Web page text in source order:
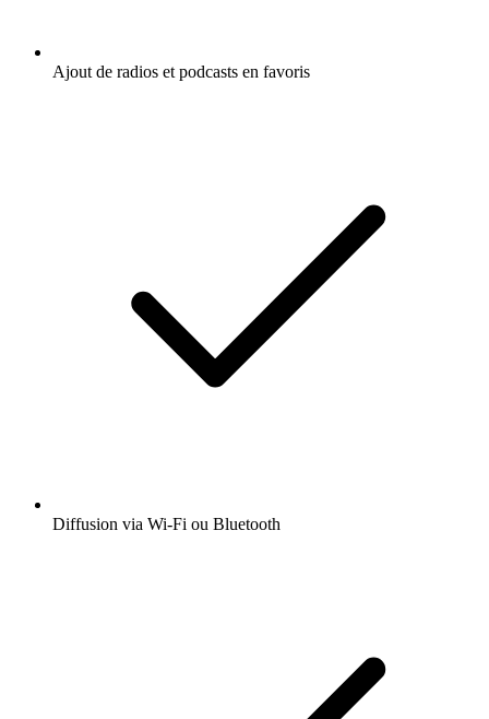
Ajout de radios et podcasts en favoris
Diffusion via Wi-Fi ou Bluetooth